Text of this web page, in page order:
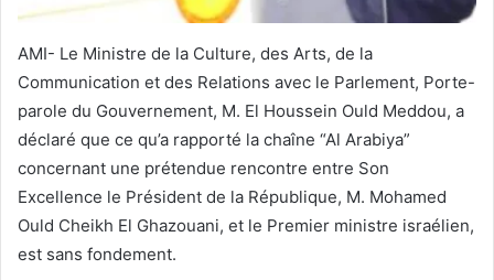
AMI- Le Ministre de la Culture, des Arts, de la
Communication et des Relations avec le Parlement, Porte-
parole du Gouvernement, M. El Houssein Ould Meddou, a
déclaré que ce qu’a rapporté la chaîne “Al Arabiya”
concernant une prétendue rencontre entre Son
Excellence le Président de la République, M. Mohamed
Ould Cheikh El Ghazouani, et le Premier ministre israélien,
est sans fondement.